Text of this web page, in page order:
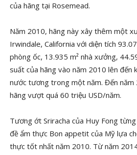
của hãng tại Rosemead.
Năm 2010, hãng này xây thêm một
Irwindale, California với diện tích
phòng ốc, 13.935 m² nhà xưởng,
suất của hãng vào năm 2010 lên đến
nước tương trong một năm. Đến năm
hãng vượt quá 60 triệu USD/năm.
Tương ớt Sriracha của Huy Fong
đề ẩm thực Bon appetit của Mỹ lựa
thực tốt nhất năm 2010. Từ năm